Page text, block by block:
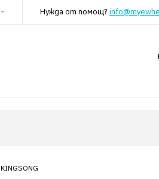
Нужда от помощ?
KINGSONG